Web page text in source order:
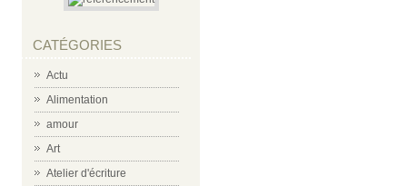
CATÉGORIES
Actu
Alimentation
amour
Art
Atelier d'écriture